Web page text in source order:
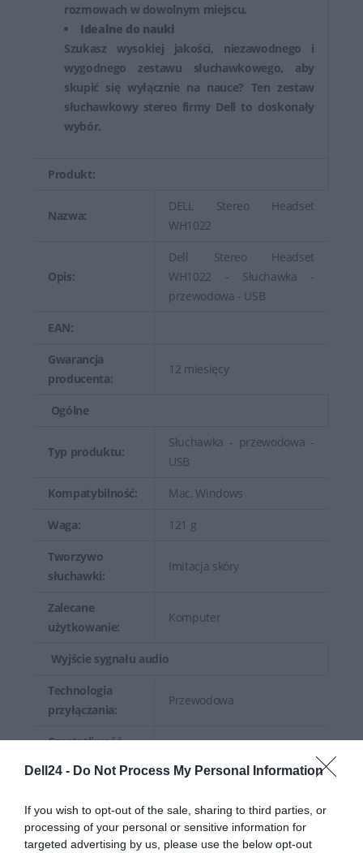
Dell24 - Do Not Process My Personal Information
If you wish to opt-out of the sale, sharing to third parties, or
processing of your personal or sensitive information for
targeted advertising by us, please use the below opt-out
rozmowach w dowolnym miejscu.
Idealne do nauki
Szukasz wysokiej jakości, niezawodnego i
wygodnego zestawu słuchawkowego, aby
skupić się wyłącznie na nauce? Ten zestaw
słuchawkowy stereo firmy Dell to doskonały
wybór.
Produkt:
Nazwa:
DELL Stereo Headset
WH1022
Opis:
Dell Stereo Headset
WH1022 - Słuchawka -
przewodowa - USB
EAN:
Gwarancja
producenta:
12 miesięcy
Ogólne
Typ produktu:
Słuchawka - przewodowa -
USB
Kompatybilność: Mac, Windows
Waga: 121 g
Tworzywo
słuchawki:
Imitacja skóry
Zalecane
użytkowanie:
Komputer
Wyjście sygnału audio
Technologia
przyłączania:
Przewodowa
Częstotliwość
opaska na
głowę:
Tak